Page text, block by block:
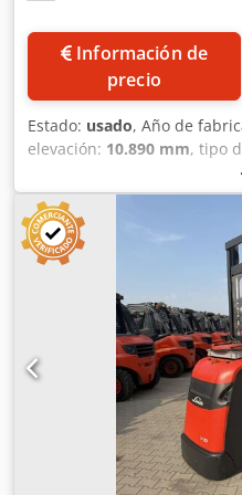
Información de
precio
Estado: usado, Año de
elevación: 10.890 mm, tipo
Peso en vacío: 9200 kg
Precio: Consultar Dcjdex S
artículos en preventa en
preventa son máquinas que
("tal cual"). Hemos
a partir de fotografías y las
que figura en el anuncio.
disponemos de
exactas o especificaciones
máquinas a menudo no
hemos revisado. Estas
ventajosos, lo que significa
de lo habitual, pero el
comprador. Le rogamos